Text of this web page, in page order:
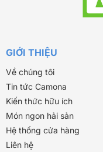
GIỚI THIỆU
Về chúng tôi
Tin tức Camona
Kiến thức hữu ích
Món ngon hải sản
Hệ thống cửa hàng
Liên hệ